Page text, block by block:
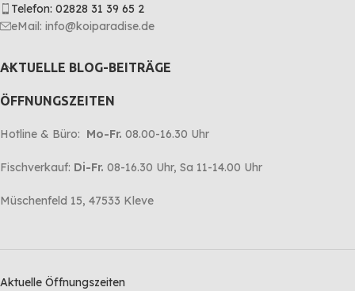
Telefon: 02828 31 39 65 2
eMail: info@koiparadise.de
AKTUELLE BLOG-BEITRÄGE
ÖFFNUNGSZEITEN
Hotline & Büro: Mo-Fr. 08.00-16.30 Uhr
Fischverkauf: Di-Fr. 08-16.30 Uhr, Sa 11-14.00 Uhr
Müschenfeld 15, 47533 Kleve
Aktuelle Öffnungszeiten